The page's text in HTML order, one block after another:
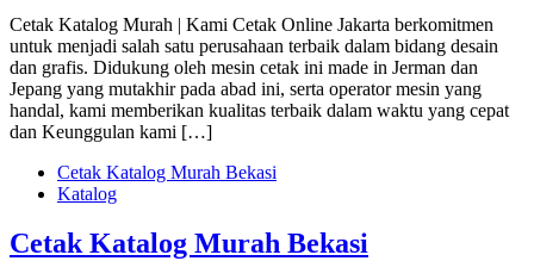
Cetak Katalog Murah | Kami Cetak Online Jakarta berkomitmen
untuk menjadi salah satu perusahaan terbaik dalam bidang desain
dan grafis. Didukung oleh mesin cetak ini made in Jerman dan
Jepang yang mutakhir pada abad ini, serta operator mesin yang
handal, kami memberikan kualitas terbaik dalam waktu yang cepat
dan Keunggulan kami […]
Cetak Katalog Murah Bekasi
Katalog
Cetak Katalog Murah Bekasi